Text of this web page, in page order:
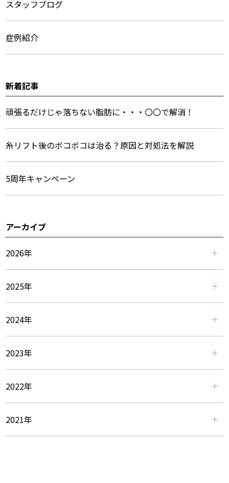
ー
スタッフブログ
症例紹介
新着記事
頑張るだけじゃ落ちない脂肪に・・・〇〇で解消！
糸リフト後のボコボコは治る？原因と対処法を解説
5周年キャンペーン
アーカイブ
2026年
2025年
2024年
2023年
2022年
2021年